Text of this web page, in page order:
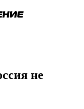
не